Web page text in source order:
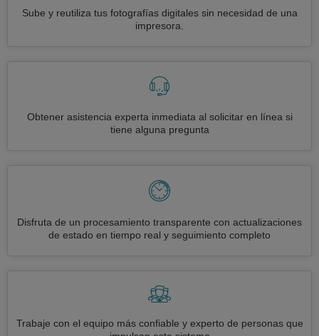
Sube y reutiliza tus fotografías digitales sin necesidad de una
impresora.
Obtener asistencia experta inmediata al solicitar en línea si
tiene alguna pregunta
Disfruta de un procesamiento transparente con actualizaciones
de estado en tiempo real y seguimiento completo
Trabaje con el equipo más confiable y experto de personas que